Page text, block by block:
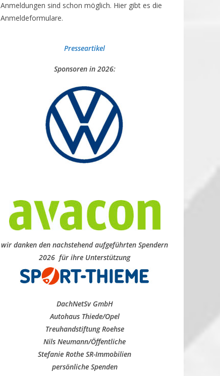
Anmeldungen sind schon möglich. Hier gibt es die
Anmeldeformulare.
Presseartikel
Sponsoren in 2026:
wir danken den nachstehend aufgeführten Spendern
2026 für ihre Unterstützung
DachNetSv GmbH
Autohaus Thiede/Opel
Treuhandstiftung Roehse
Nils Neumann/Öffentliche
Stefanie Rothe SR-Immobilien
persönliche Spenden